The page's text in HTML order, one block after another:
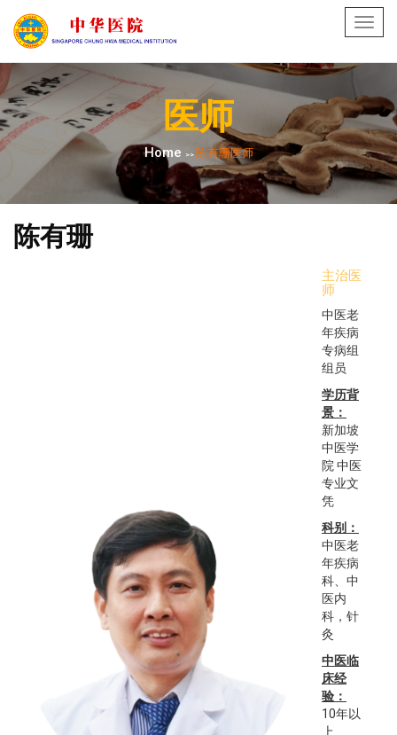
医师
Home >> 陈有珊医师
陈有珊
主治医
师
中医老
年疾病
专病组
组员
学历背
景：
新加坡
中医学
院 中医
专业文
凭
科别：
中医老
年疾病
科、中
医内
科，针
灸
中医临
床经
验：
10年以
上